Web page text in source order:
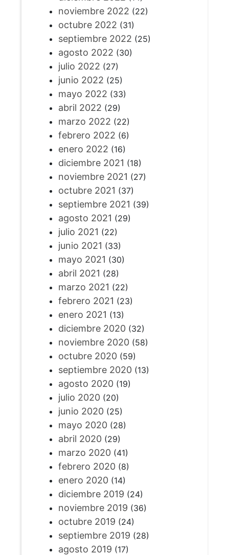
noviembre 2022 (22)
octubre 2022 (31)
septiembre 2022 (25)
agosto 2022 (30)
julio 2022 (27)
junio 2022 (25)
mayo 2022 (33)
abril 2022 (29)
marzo 2022 (22)
febrero 2022 (6)
enero 2022 (16)
diciembre 2021 (18)
noviembre 2021 (27)
octubre 2021 (37)
septiembre 2021 (39)
agosto 2021 (29)
julio 2021 (22)
junio 2021 (33)
mayo 2021 (30)
abril 2021 (28)
marzo 2021 (22)
febrero 2021 (23)
enero 2021 (13)
diciembre 2020(32)
noviembre 2020(58)
octubre 2020(59)
septiembre 2020(13)
agosto 2020(19)
julio 2020(20)
junio 2020(25)
mayo 2020(28)
abril 2020(29)
marzo 2020(41)
febrero 2020(8)
enero 2020(14)
diciembre 2019 (24)
noviembre 2019 (36)
octubre 2019 (24)
septiembre 2019 (28)
agosto 2019 (17)